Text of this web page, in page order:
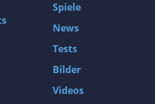
Spiele
News
Tests
Bilder
Videos